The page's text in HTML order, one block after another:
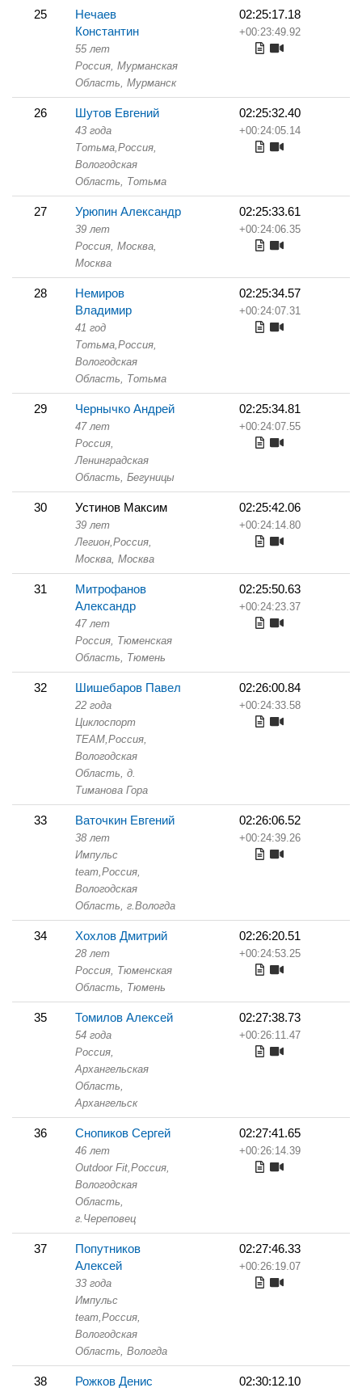
25
Нечаев
Константин
55 лет
Россия, Мурманская
Область, Мурманск
02:25:17.18
+00:23:49.92
26 Шутов Евгений
43 года
Тотьма,Россия,
Вологодская
Область, Тотьма
02:25:32.40
+00:24:05.14
27 Урюпин Александр
39 лет
Россия, Москва,
Москва
02:25:33.61
+00:24:06.35
28
Немиров
Владимир
41 год
Тотьма,Россия,
Вологодская
Область, Тотьма
02:25:34.57
+00:24:07.31
29 Чернычко Андрей
47 лет
Россия,
Ленинградская
Область, Бегуницы
02:25:34.81
+00:24:07.55
30 Устинов Максим
39 лет
Легион,Россия,
Москва, Москва
02:25:42.06
+00:24:14.80
31
Митрофанов
Александр
47 лет
Россия, Тюменская
Область, Тюмень
02:25:50.63
+00:24:23.37
32 Шишебаров Павел
22 года
Циклоспорт
TEAM,Россия,
Вологодская
Область, д.
Тиманова Гора
02:26:00.84
+00:24:33.58
33 Ваточкин Евгений
38 лет
Импульс
team,Россия,
Вологодская
Область, г.Вологда
02:26:06.52
+00:24:39.26
34 Хохлов Дмитрий
28 лет
Россия, Тюменская
Область, Тюмень
02:26:20.51
+00:24:53.25
35 Томилов Алексей
54 года
Россия,
Архангельская
Область,
Архангельск
02:27:38.73
+00:26:11.47
36 Снопиков Сергей
46 лет
Outdoor Fit,Россия,
Вологодская
Область,
г.Череповец
02:27:41.65
+00:26:14.39
37
Попутников
Алексей
33 года
Импульс
team,Россия,
Вологодская
Область, Вологда
02:27:46.33
+00:26:19.07
38 Рожков Денис 02:30:12.10